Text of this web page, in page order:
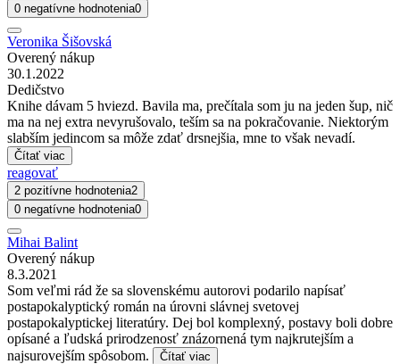
0 negatívne hodnotenia0
Veronika Šišovská
Overený nákup
30.1.2022
Dedičstvo
Knihe dávam 5 hviezd. Bavila ma, prečítala som ju na jeden šup, nič
ma na nej extra nevyrušovalo, teším sa na pokračovanie. Niektorým
slabším jedincom sa môže zdať drsnejšia, mne to však nevadí.
Čítať viac
reagovať
2 pozitívne hodnotenia2
0 negatívne hodnotenia0
Mihai Balint
Overený nákup
8.3.2021
Som veľmi rád že sa slovenskému autorovi podarilo napísať
postapokalyptický román na úrovni slávnej svetovej
postapokalyptickej literatúry. Dej bol komplexný, postavy boli dobre
opísané a ľudská prirodzenosť znázornená tym najkrutejším a
najsurovejším spôsobom.
Čítať viac